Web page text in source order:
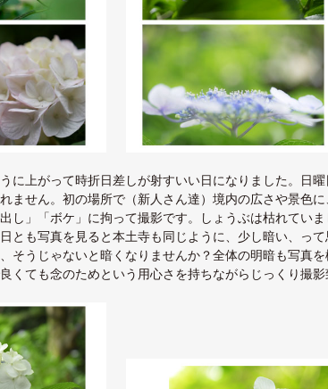
に上がって時折日差しが射すいい日になりました。日
ません。初の場所で（新人さん達）境内の広さや景色
し」「ボケ」に拘って撮影です。しょうぶは枯れてい
とも写真を見ると本土寺も同じように、少し暗い、っ
そうじゃないと暗くなりませんか？全体の明暗も写真
ても念のためという用心さを持ちながらじっくり撮影